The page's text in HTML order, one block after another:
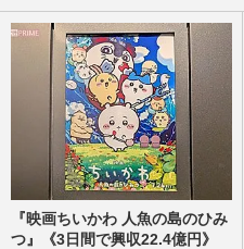
『映画ちいかわ 人魚の島のひみ
つ』《3日間で興収22.4億円》